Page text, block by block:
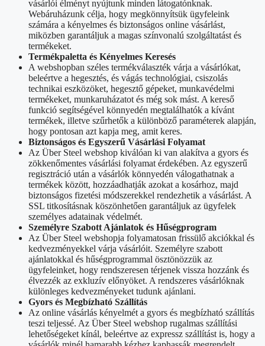
vásárlói élményt nyújtunk minden látogatónknak.
Webáruházunk célja, hogy megkönnyítsük ügyfeleink
számára a kényelmes és biztonságos online vásárlást,
miközben garantáljuk a magas színvonalú szolgáltatást és
termékeket.
Termékpaletta és Kényelmes Keresés
A webshopban széles termékválaszték várja a vásárlókat,
beleértve a hegesztés, és vágás technológiai, csiszolás
technikai eszközöket, hegesztő gépeket, munkavédelmi
termékeket, munkaruházatot és még sok mást. A kereső
funkció segítségével könnyedén megtalálhatók a kívánt
termékek, illetve szűrhetők a különböző paraméterek alapján,
hogy pontosan azt kapja meg, amit keres.
Biztonságos és Egyszerű Vásárlási Folyamat
Az Über Steel webshop kiválóan ki van alakítva a gyors és
zökkenőmentes vásárlási folyamat érdekében. Az egyszerű
regisztráció után a vásárlók könnyedén válogathatnak a
termékek között, hozzáadhatják azokat a kosárhoz, majd
biztonságos fizetési módszerekkel rendezhetik a vásárlást. A
SSL titkosításnak köszönhetően garantáljuk az ügyfelek
személyes adatainak védelmét.
Személyre Szabott Ajánlatok és Hűségprogram
Az Über Steel webshopja folyamatosan frissülő akciókkal és
kedvezményekkel várja vásárlóit. Személyre szabott
ajánlatokkal és hűségprogrammal ösztönözzük az
ügyfeleinket, hogy rendszeresen térjenek vissza hozzánk és
élvezzék az exkluzív előnyöket. A rendszeres vásárlóknak
különleges kedvezményeket tudunk ajánlani.
Gyors és Megbízható Szállítás
Az online vásárlás kényelmét a gyors és megbízható szállítás
teszi teljessé. Az Über Steel webshop rugalmas szállítási
lehetőségeket kínál, beleértve az expressz szállítást is, hogy a